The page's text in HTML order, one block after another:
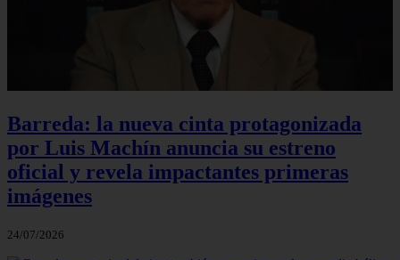
Barreda: la nueva cinta protagonizada
por Luis Machín anuncia su estreno
oficial y revela impactantes primeras
imágenes
24/07/2026